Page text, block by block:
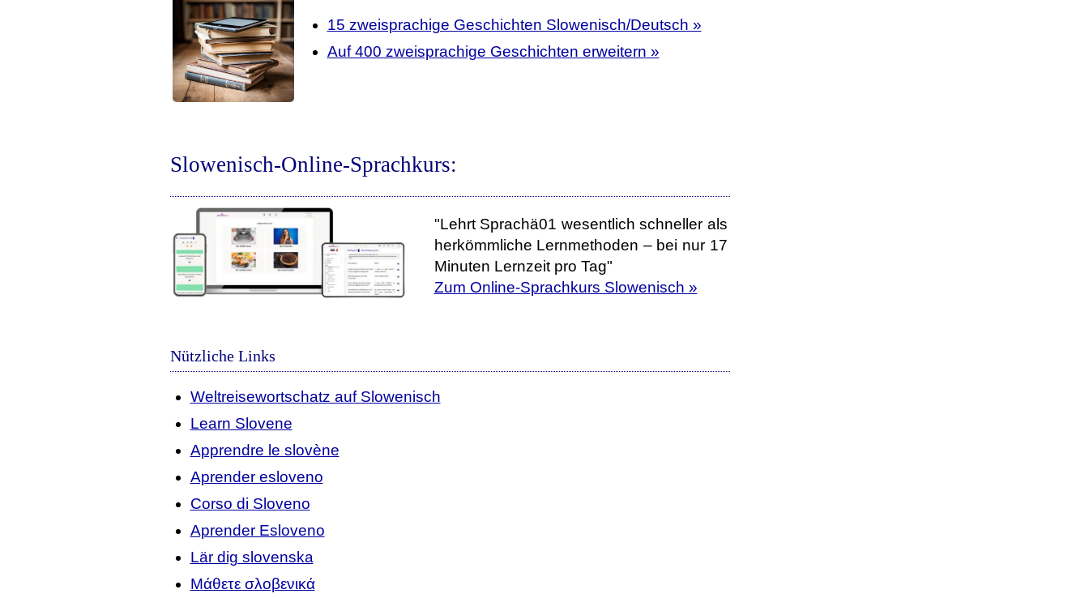
15 zweisprachige Geschichten Slowenisch/Deutsch »
Auf 400 zweisprachige Geschichten erweitern »
Slowenisch-Online-Sprachkurs:
"Lehrt Sprachä01 wesentlich schneller als
herkömmliche Lernmethoden – bei nur 17
Minuten Lernzeit pro Tag"
Zum Online-Sprachkurs Slowenisch »
Nützliche Links
Weltreisewortschatz auf Slowenisch
Learn Slovene
Apprendre le slovène
Aprender esloveno
Corso di Sloveno
Aprender Esloveno
Lär dig slovenska
Μάθετε σλοβενικά